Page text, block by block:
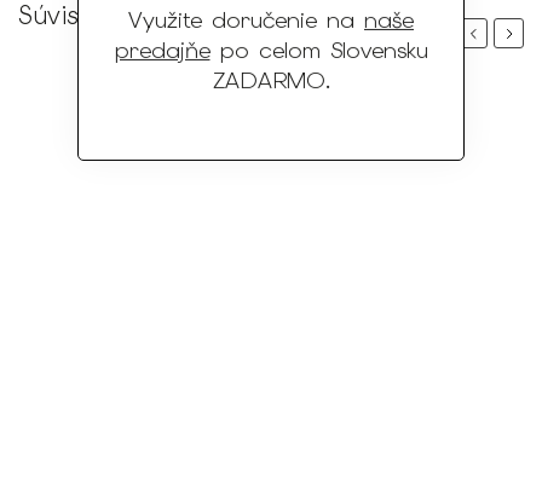
Využite doručenie na naše
predajňepo celom Slovensku
ZADARMO.
Súvisiaci tovar
PreviousNext